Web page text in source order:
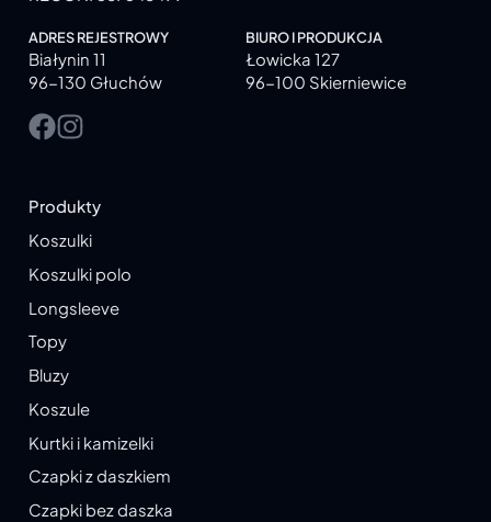
ADRES REJESTROWY
Białynin 11
96-130 Głuchów
BIURO I PRODUKCJA
Łowicka 127
96-100 Skierniewice
Produkty
Koszulki
Koszulki polo
Longsleeve
Topy
Bluzy
Koszule
Kurtki i kamizelki
Czapki z daszkiem
Czapki bez daszka